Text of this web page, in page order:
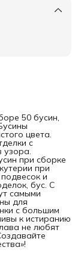
50 бусин,
цвета.
с
узора.
при сборке
при
и
бус. С
самыми
для
с большим
к истиранию
не любят